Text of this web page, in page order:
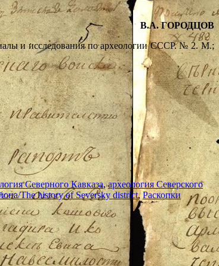
В.А. ГОРОДЦОВ
и исследования по археологии СССР. № 2. М.;
Северного Кавказа,археология Северского
The history of Seversky district,Раскопки